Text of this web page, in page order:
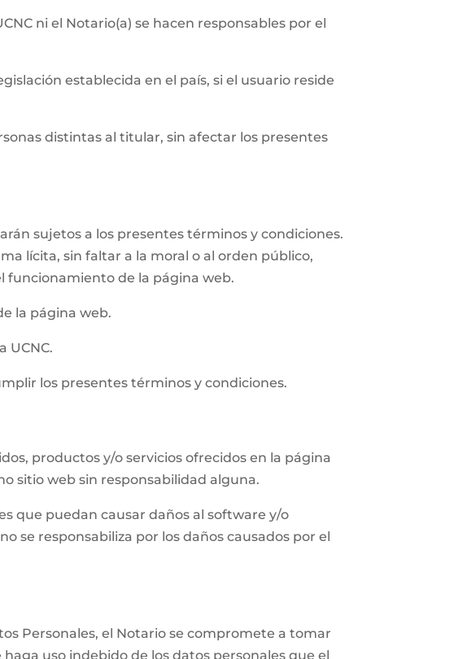
ni el Notario(a) se hacen responsables por el
establecida en el país, si el usuario reside
distintas al titular, sin afectar los presentes
sujetos a los presentes términos y condiciones.
lícita, sin faltar a la moral o al orden público,
funcionamiento de la página web.
la página web.
UCNC.
los presentes términos y condiciones.
productos y/o servicios ofrecidos en la página
sitio web sin responsabilidad alguna.
que puedan causar daños al software y/o
se responsabiliza por los daños causados por el
Personales, el Notario se compromete a tomar
uso indebido de los datos personales que el